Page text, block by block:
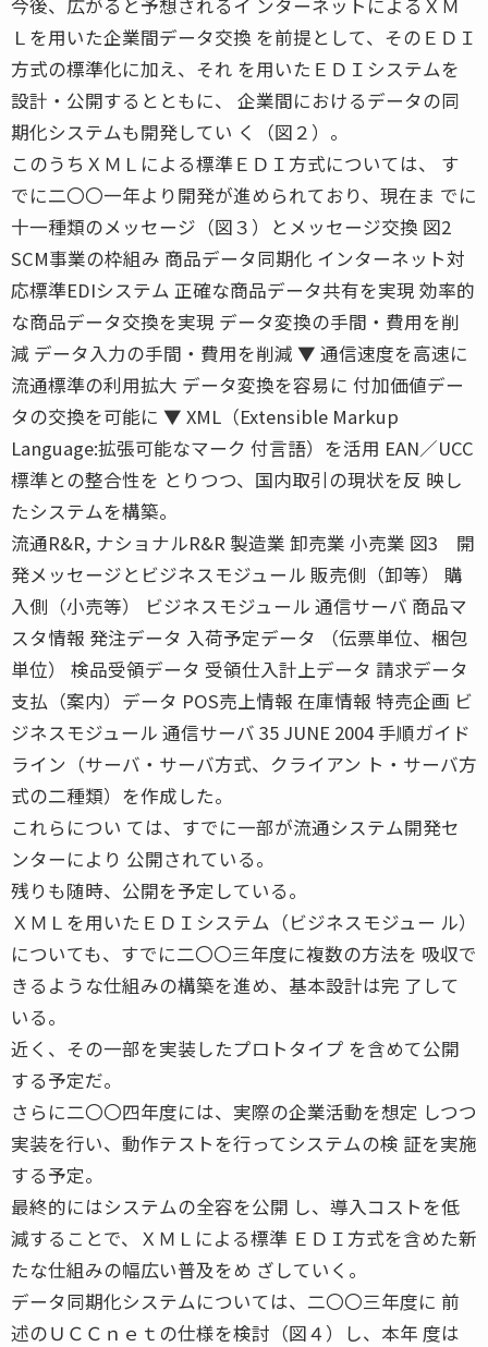
Ｌを用いた企業間データ交換 を前提として、そのＥＤＩ
方式の標準化に加え、それ を用いたＥＤＩシステムを
設計・公開するとともに、 企業間におけるデータの同
期化システムも開発してい く（図２）。
このうちＸＭＬによる標準ＥＤＩ方式については、 す
でに二〇〇一年より開発が進められており、現在ま でに
十一種類のメッセージ（図３）とメッセージ交換 図2
SCM事業の枠組み 商品データ同期化 インターネット対
応標準EDIシステム 正確な商品データ共有を実現 効率的
な商品データ交換を実現 データ変換の手間・費用を削
減 データ入力の手間・費用を削減 ▼ 通信速度を高速に
流通標準の利用拡大 データ変換を容易に 付加価値デー
タの交換を可能に ▼ XML（Extensible Markup
Language:拡張可能なマーク 付言語）を活用 EAN／UCC
標準との整合性を とりつつ、国内取引の現状を反 映し
たシステムを構築。
流通R&R, ナショナルR&R 製造業 卸売業 小売業 図3 開
発メッセージとビジネスモジュール 販売側（卸等） 購
入側（小売等） ビジネスモジュール 通信サーバ 商品マ
スタ情報 発注データ 入荷予定データ （伝票単位、梱包
単位） 検品受領データ 受領仕入計上データ 請求データ
支払（案内）データ POS売上情報 在庫情報 特売企画 ビ
ジネスモジュール 通信サーバ 35 JUNE 2004 手順ガイド
ライン（サーバ・サーバ方式、クライアン ト・サーバ方
式の二種類）を作成した。
これらについ ては、すでに一部が流通システム開発セ
ンターにより 公開されている。
残りも随時、公開を予定している。
ＸＭＬを用いたＥＤＩシステム（ビジネスモジュー ル）
についても、すでに二〇〇三年度に複数の方法を 吸収で
きるような仕組みの構築を進め、基本設計は完 了して
いる。
近く、その一部を実装したプロトタイプ を含めて公開
する予定だ。
さらに二〇〇四年度には、実際の企業活動を想定 しつつ
実装を行い、動作テストを行ってシステムの検 証を実施
する予定。
最終的にはシステムの全容を公開 し、導入コストを低
減することで、ＸＭＬによる標準 ＥＤＩ方式を含めた新
たな仕組みの幅広い普及をめ ざしていく。
データ同期化システムについては、二〇〇三年度に 前
述のＵＣＣｎｅｔの仕様を検討（図４）し、本年 度は